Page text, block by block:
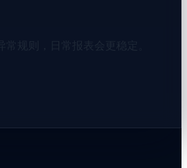
常规则，日常报表会更稳定。